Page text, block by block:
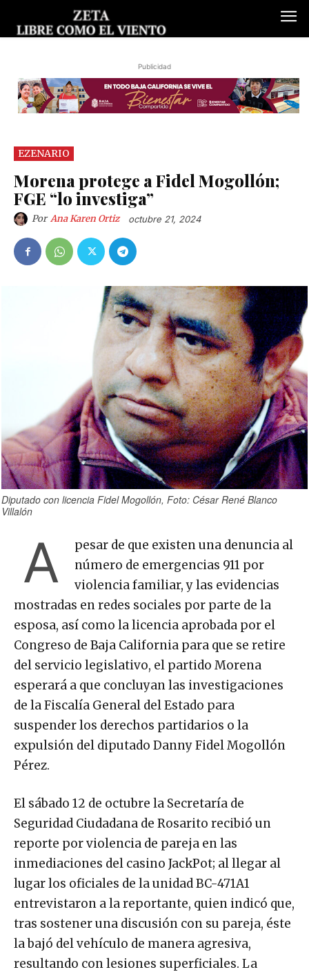
Publicidad
EZENARIO
Morena protege a Fidel Mogollón;
FGE “lo investiga”
Por Ana Karen Ortiz octubre 21, 2024
Diputado con licencia Fidel Mogollón, Foto: César René Blanco
Villalón
A
pesar de que existen una denuncia al
número de emergencias 911 por
violencia familiar, y las evidencias
mostradas en redes sociales por parte de la
esposa, así como la licencia aprobada por el
Congreso de Baja California para que se retire
del servicio legislativo, el partido Morena
esperará a que concluyan las investigaciones
de la Fiscalía General del Estado para
suspender los derechos partidarios o la
expulsión del diputado Danny Fidel Mogollón
Pérez.
El sábado 12 de octubre la Secretaría de
Seguridad Ciudadana de Rosarito recibió un
reporte por violencia de pareja en las
inmediaciones del casino JackPot; al llegar al
lugar los oficiales de la unidad BC-471A1
entrevistaron a la reportante, quien indicó que,
tras sostener una discusión con su pareja, éste
la bajó del vehículo de manera agresiva,
resultando con lesiones superficiales. La